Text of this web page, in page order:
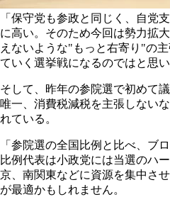
「保守党も参政と同じく、自党
に高い。そのため今回は勢力拡
えないような"もっと右寄り"の
ていく選挙戦になるのではと思い
そして、昨年の参院選で初めて
唯一、消費税減税を主張しない
れている。
「参院選の全国比例と比べ、ブ
比例代表は小政党には当選のハ
京、南関東などに資源を集中さ
が最適かもしれません。